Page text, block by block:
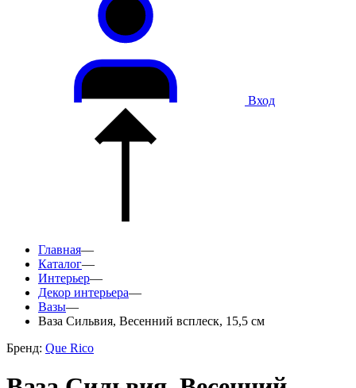
Вход
Главная—
Каталог—
Интерьер—
Декор интерьера—
Вазы—
Ваза Сильвия, Весенний всплеск, 15,5 см
Бренд: Que Rico